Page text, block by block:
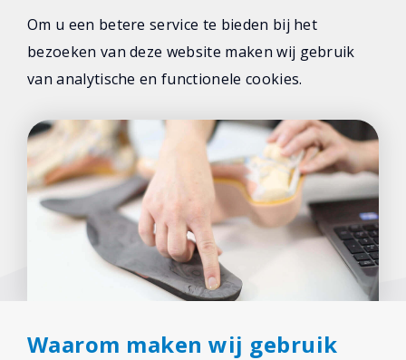
Om u een betere service te bieden bij het
bezoeken van deze website maken wij gebruik
van analytische en functionele cookies.
Waarom maken wij gebruik